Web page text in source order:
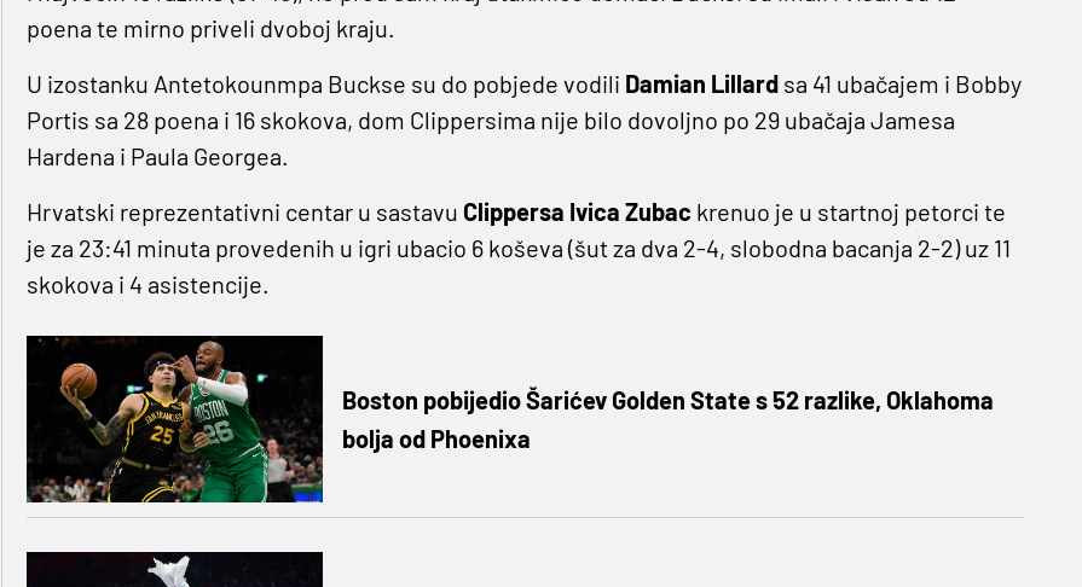
poena te mirno priveli dvoboj kraju.
U izostanku Antetokounmpa Buckse su do pobjede vodili Damian Lillardsa 41 ubačajem i Bobby
Portis sa 28 poena i 16 skokova, dom Clippersima nije bilo dovoljno po 29 ubačaja Jamesa
Hardena i Paula Georgea.
Hrvatski reprezentativni centar u sastavu Clippersa Ivica Zubac krenuo je u startnoj petorci te
je za 23:41 minuta provedenih u igri ubacio 6 koševa (šut za dva 2-4, slobodna bacanja 2-2) uz 11
skokova i 4 asistencije.
Boston pobijedio Šarićev Golden State s 52 razlike, Oklahoma
bolja od Phoenixa